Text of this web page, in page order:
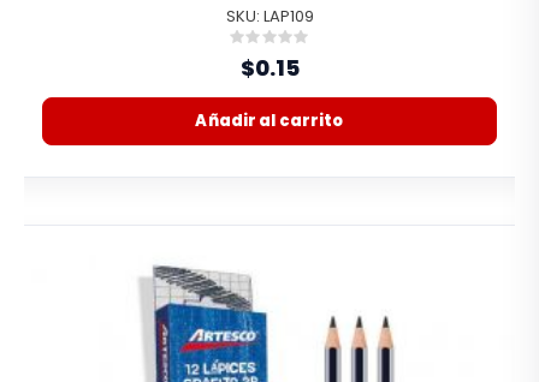
SKU: LAP109
Rating:
0%
$0.15
Añadir al carrito